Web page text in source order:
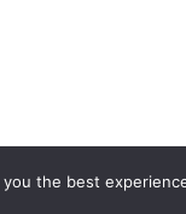
the best